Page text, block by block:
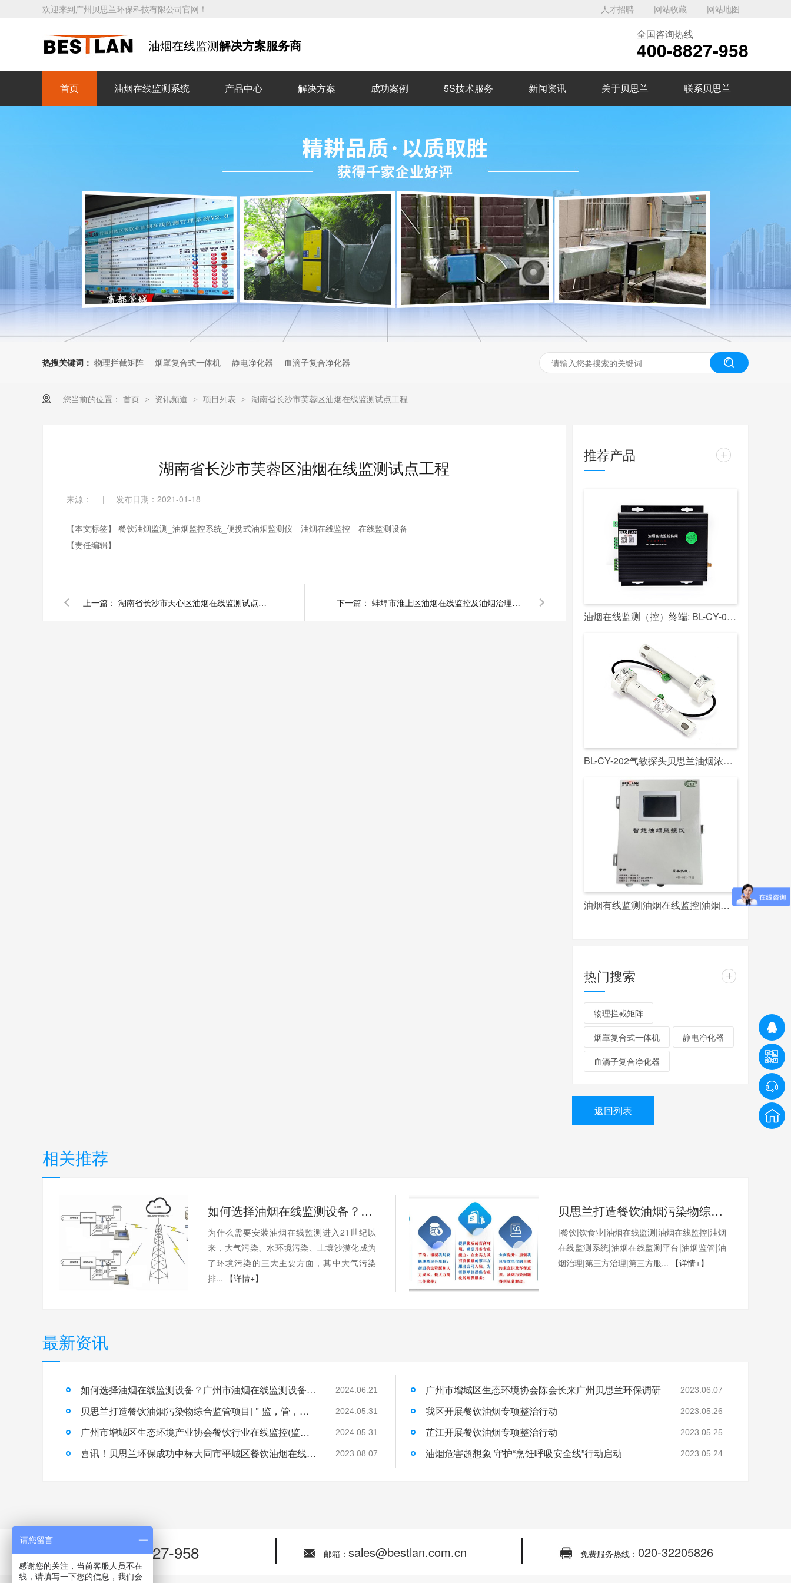
人才招聘 网站收藏 网站地图
欢迎来到广州贝思兰环保科技有限公司官网！
油烟在线监测解决方案服务商
全国咨询热线
400-8827-958
首页 油烟在线监测系统 产品中心 解决方案 成功案例 5S技术服务 新闻资讯 关于贝思兰 联系贝思兰
热搜关键词： 物理拦截矩阵 烟罩复合式一体机 静电净化器 血滴子复合净化器
您当前的位置： 首页 > 资讯频道 > 项目列表 > 湖南省长沙市芙蓉区油烟在线监测试点工程
湖南省长沙市芙蓉区油烟在线监测试点工程
来源： | 发布日期：2021-01-18
【本文标签】 餐饮油烟监测_油烟监控系统_便携式油烟监测仪 油烟在线监控
在线监测设备
【责任编辑】
上一篇： 湖南省长沙市天心区油烟在线监测试点工程 下一篇： 蚌埠市淮上区油烟在线监控及油烟治理运第三方运营项目
推荐产品 +
油烟在线监测（控）终端: BL-CY-017S
BL-CY-202气敏探头贝思兰油烟浓度检测探头
油烟有线监测|油烟在线监控|油烟监测|油烟监控|天河区|白云区|越秀区|餐饮单位|餐饮企业
热门搜索 +
物理拦截矩阵
烟罩复合式一体机 静电净化器
血滴子复合净化器
返回列表
相关推荐
如何选择油烟在线监测设备？广州市油烟在线监测设备安装！
为什么需要安装油烟在线监测进入21世纪以
来，大气污染、水环境污染、土壤沙漠化成为
了环境污染的三大主要方面，其中大气污染
排...
【详情+】
贝思兰打造餐饮油烟污染物综合监管项目|＂监，管，治，帮，服＂五维一体，破解城市油烟污染难题！
|餐饮|饮食业|油烟在线监测|油烟在线监控|油烟
在线监测系统|油烟在线监测平台|油烟监管|油
烟治理|第三方治理|第三方服...
【详情+】
最新资讯
如何选择油烟在线监测设备？广州市油烟在线监测设备安装！ 2024.06.21
贝思兰打造餐饮油烟污染物综合监管项目|＂监，管，治，帮，服＂五维一体，破解城市油烟污染难题！ 2024.05.31
广州市增城区生态环境产业协会餐饮行业在线监控(监测)设备安装及运行维护单位入库公示|油烟在线监测 2024.05.31
喜讯！贝思兰环保成功中标大同市平城区餐饮油烟在线监控项目 2023.08.07
广州市增城区生态环境协会陈会长来广州贝思兰环保调研 2023.06.07
我区开展餐饮油烟专项整治行动 2023.05.26
芷江开展餐饮油烟专项整治行动 2023.05.25
油烟危害超想象 守护“烹饪呼吸安全线”行动启动 2023.05.24
咨询热线：400-8827-958 邮箱： sales@bestlan.com.cn 免费服务热线： 020-32205826
请您留言
感谢您的关注，当前客服人员不在
线，请填写一下您的信息，我们会